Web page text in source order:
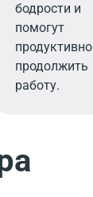
бодрости и
помогут
продуктивно
продолжить
работу.